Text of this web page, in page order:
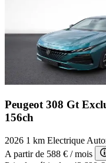
Peugeot 308 Gt
156ch
2026 1 km Electrique
A partir de 588 € / mois